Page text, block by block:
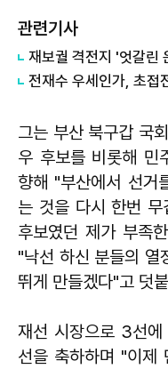
관련기사
그는 부산 북구갑 국
우 후보를 비롯해 민
향해 "부산에서 선거
는 것을 다시 한번
후보였던 제가 부족
"낙선 하신 분들의 열
뛰게 만들겠다"고 덧
재선 시장으로 3선
선을 축하하며 "이제